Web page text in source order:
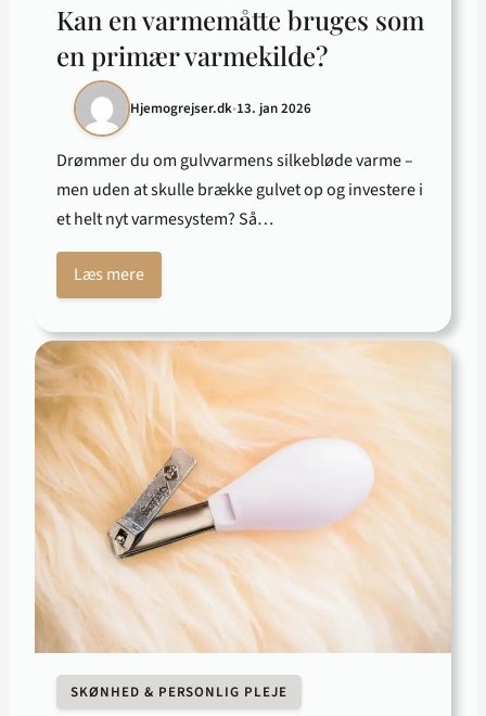
Kan en varmemåtte bruges som
en primær varmekilde?
Hjemogrejser.dk•13. jan 2026
Drømmer du om gulvvarmens silkebløde varme –
men uden at skulle brække gulvet op og investere i
et helt nyt varmesystem? Så…
Læs mere
SKØNHED & PERSONLIG PLEJE